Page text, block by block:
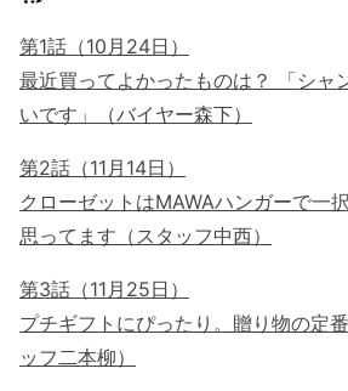
第1話（10月24日）
最近買ってよかったものは？ 「シャ
いです」（バイヤー森下）
第2話（11月14日）
クローゼットはMAWAハンガーで一
思ってます（スタッフ中西）
第3話（11月25日）
プチギフトにぴったり。贈り物の定
ッフ二本柳）